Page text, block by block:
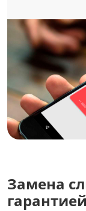
Замена
гарантией